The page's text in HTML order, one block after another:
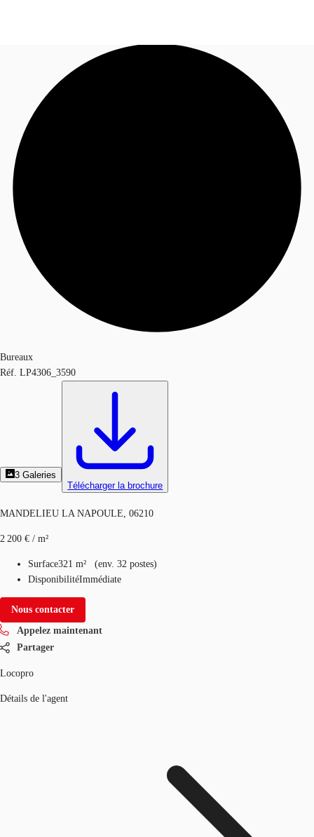
Blog
Données marchés
Appelez maintenant
Bureaux
Réf. LP4306_3590
3 Galeries
Télécharger la brochure
MANDELIEU LA NAPOULE, 06210
2 200 € / m²
Surface321 m² (env. 32 postes)
DisponibilitéImmédiate
Nous contacter
Appelez maintenant
Partager
Locopro
Détails de l'agent